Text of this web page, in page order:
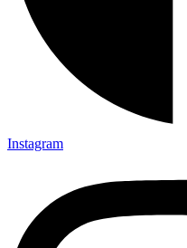
Instagram